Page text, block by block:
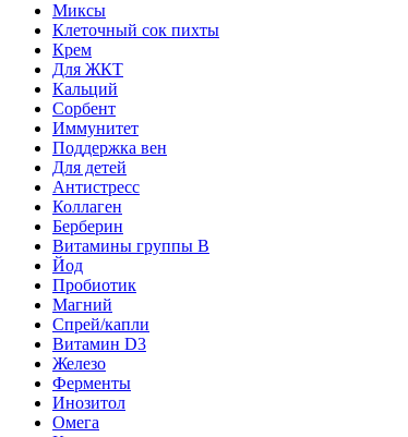
Миксы
Клеточный сок пихты
Крем
Для ЖКТ
Кальций
Сорбент
Иммунитет
Поддержка вен
Для детей
Антистресс
Коллаген
Берберин
Витамины группы B
Йод
Пробиотик
Магний
Спрей/капли
Витамин D3
Железо
Ферменты
Инозитол
Омега